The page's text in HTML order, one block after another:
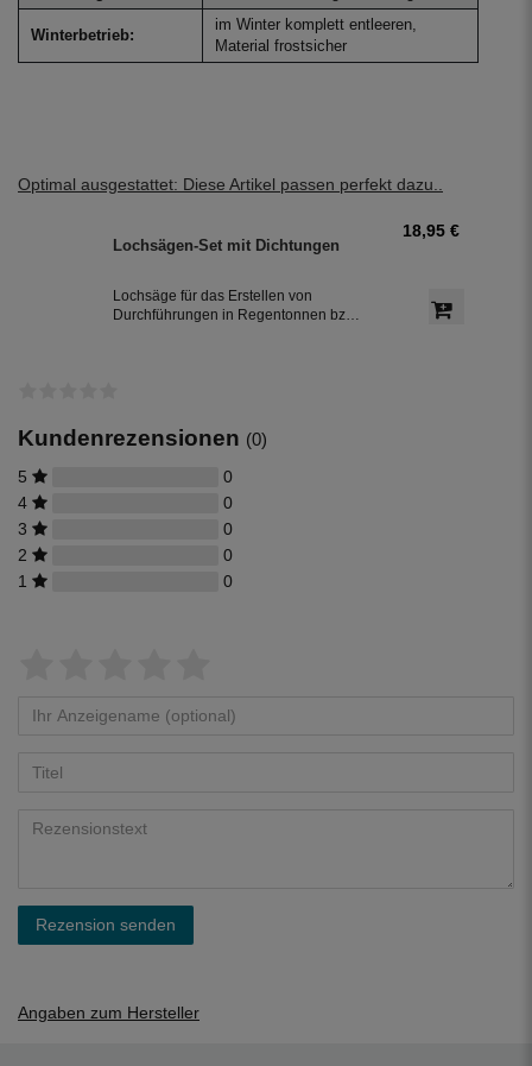
Winterbetrieb:
im Winter komplett entleeren,
Material frostsicher
Optimal ausgestattet: Diese Artikel passen perfekt dazu..
Lochsägen-Set mit Dichtungen
Lochsäge für das Erstellen von
Durchführungen in Regentonnen bzw.
18,95 €
Kundenrezensionen (0)
5
0
4
0
3
0
2
0
1
0
Rezension senden
Angaben zum Hersteller